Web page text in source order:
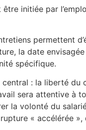
initiée par
permettent
la date
spécifique.
: la liberté du
sera attentive à
la volonté du
« accélérée »,